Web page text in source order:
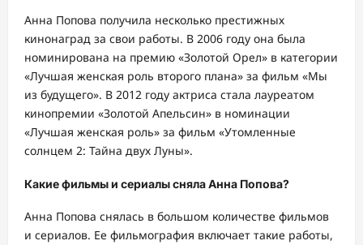
Анна Попова получила несколько престижных
кинонаград за свои работы. В 2006 году она была
номинирована на премию «Золотой Орел» в категории
«Лучшая женская роль второго плана» за фильм «Мы
из будущего». В 2012 году актриса стала лауреатом
кинопремии «Золотой Апельсин» в номинации
«Лучшая женская роль» за фильм «Утомленные
солнцем 2: Тайна двух Луны».
Какие фильмы и сериалы сняла Анна Попова?
Анна Попова снялась в большом количестве фильмов
и сериалов. Ее фильмография включает такие работы,